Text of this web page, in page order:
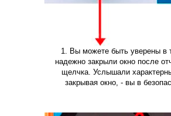
1. Вы можете быть уверены в
надежно закрыли окно после
щелчка. Услышали
закрывая окно, - вы в